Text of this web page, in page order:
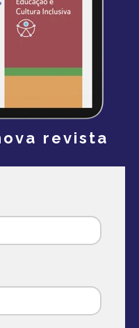
revista